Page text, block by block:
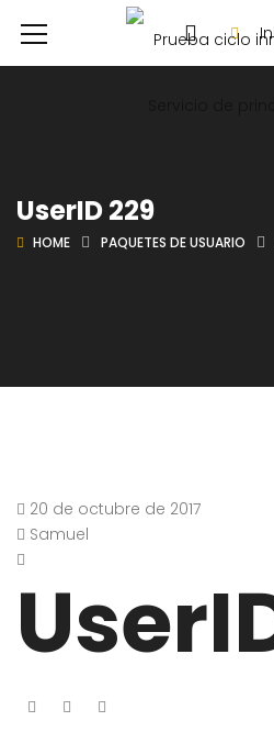
UserID 229
HOME PAQUETES DE USUARIO
20 de octubre de 2017
Samuel